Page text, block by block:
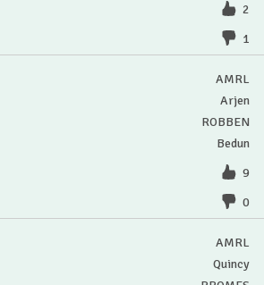
2
1
AMRL
Arjen
ROBBEN
Bedun
9
0
AMRL
Quincy